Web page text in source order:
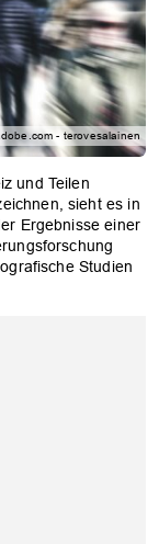
- terovesalainen
und Teilen
sieht es in
Ergebnisse einer
Studien